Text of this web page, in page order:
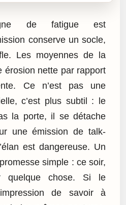
de fatigue est
conserve un socle,
Les moyennes de la
érosion nette par rapport
Ce n’est pas une
c’est plus subtil : le
la porte, il se détache
une émission de talk-
est dangereuse. Un
simple : ce soir,
quelque chose. Si le
de savoir à